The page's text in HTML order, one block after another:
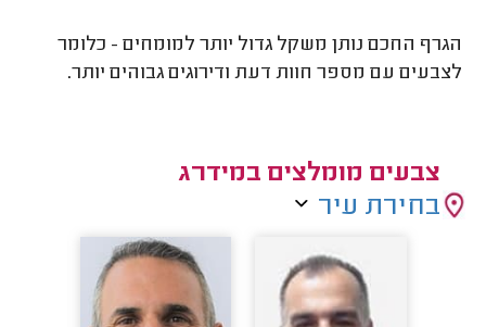
הגרף החכם נותן משקל גדול יותר למומחים - כלומר
לצבעים עם מספר חוות דעת ודירוגים גבוהים יותר.
צבעים מומלצים במידרג
בחירת עיר